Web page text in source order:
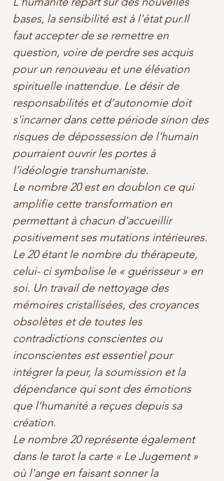
bases, la sensibilité est à l'état pur.Il
faut accepter de se remettre en
question, voire de perdre ses acquis
pour un renouveau et une élévation
spirituelle inattendue. Le désir de
responsabilités et d’autonomie doit
s'incarner dans cette période sinon des
risques de dépossession de l'humain
pourraient ouvrir les portes à
l’idéologie transhumaniste.
Le nombre 20 est en doublon ce qui
amplifie cette transformation en
permettant à chacun d'accueillir
positivement ses mutations intérieures.
Le 20 étant le nombre du thérapeute,
celui- ci symbolise le « guérisseur » en
soi. Un travail de nettoyage des
mémoires cristallisées, des croyances
obsolètes et de toutes les
contradictions conscientes ou
inconscientes est essentiel pour
intégrer la peur, la soumission et la
dépendance qui sont des émotions
que l’humanité a reçues depuis sa
création.
Le nombre 20 représente également
dans le tarot la carte « Le Jugement »
où l'ange en faisant sonner la